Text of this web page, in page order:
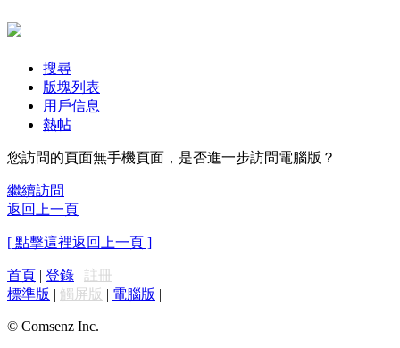
搜尋
版塊列表
用戶信息
熱帖
您訪問的頁面無手機頁面，是否進一步訪問電腦版？
繼續訪問
返回上一頁
[ 點擊這裡返回上一頁 ]
首頁 | 登錄 | 註冊
標準版 | 觸屏版 | 電腦版 |
© Comsenz Inc.